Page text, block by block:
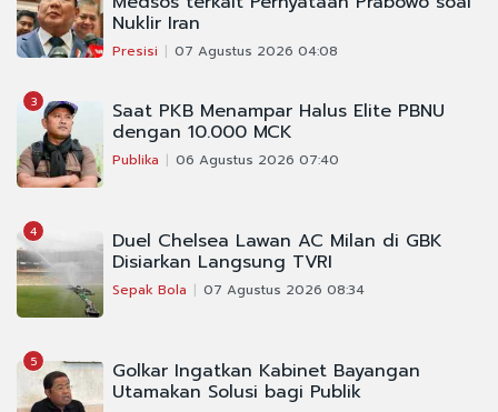
Nuklir Iran
Presisi 07 Agustus 2026 04:08
3 Saat PKB Menampar Halus Elite PBNU
dengan 10.000 MCK
Publika 06 Agustus 2026 07:40
4 Duel Chelsea Lawan AC Milan di GBK
Disiarkan Langsung TVRI
Sepak Bola 07 Agustus 2026 08:34
5 Golkar Ingatkan Kabinet Bayangan
Utamakan Solusi bagi Publik